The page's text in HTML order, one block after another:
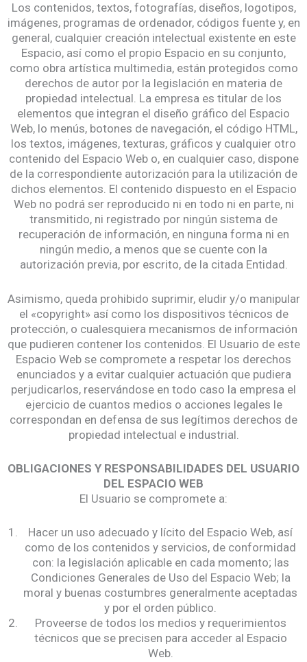
Los contenidos, textos, fotografías, diseños, logotipos,
imágenes, programas de ordenador, códigos fuente y, en
general, cualquier creación intelectual existente en este
Espacio, así como el propio Espacio en su conjunto,
como obra artística multimedia, están protegidos como
derechos de autor por la legislación en materia de
propiedad intelectual. La empresa es titular de los
elementos que integran el diseño gráfico del Espacio
Web, lo menús, botones de navegación, el código HTML,
los textos, imágenes, texturas, gráficos y cualquier otro
contenido del Espacio Web o, en cualquier caso, dispone
de la correspondiente autorización para la utilización de
dichos elementos. El contenido dispuesto en el Espacio
Web no podrá ser reproducido ni en todo ni en parte, ni
transmitido, ni registrado por ningún sistema de
recuperación de información, en ninguna forma ni en
ningún medio, a menos que se cuente con la
autorización previa, por escrito, de la citada Entidad.
Asimismo, queda prohibido suprimir, eludir y/o manipular
el «copyright» así como los dispositivos técnicos de
protección, o cualesquiera mecanismos de información
que pudieren contener los contenidos. El Usuario de este
Espacio Web se compromete a respetar los derechos
enunciados y a evitar cualquier actuación que pudiera
perjudicarlos, reservándose en todo caso la empresa el
ejercicio de cuantos medios o acciones legales le
correspondan en defensa de sus legítimos derechos de
propiedad intelectual e industrial.
OBLIGACIONES Y RESPONSABILIDADES DEL USUARIO
DEL ESPACIO WEB
El Usuario se compromete a:
Hacer un uso adecuado y lícito del Espacio Web, así
como de los contenidos y servicios, de conformidad
con: la legislación aplicable en cada momento; las
Condiciones Generales de Uso del Espacio Web; la
moral y buenas costumbres generalmente aceptadas
y por el orden público.
Proveerse de todos los medios y requerimientos
técnicos que se precisen para acceder al Espacio
Web.